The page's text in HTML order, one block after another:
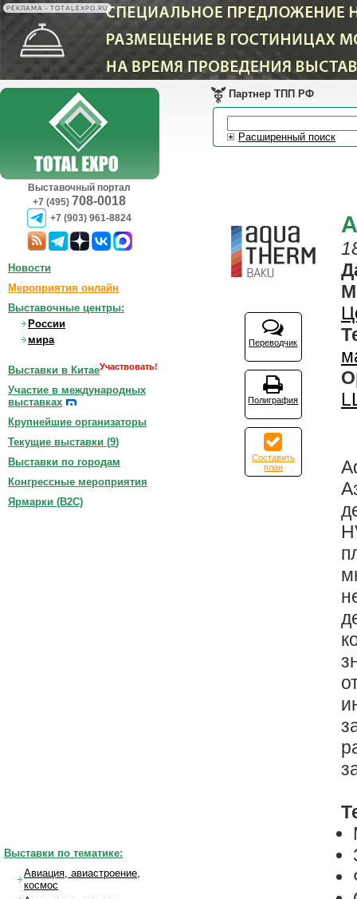
РЕКЛАМА • TOTALEXPO.RU
Выставочный портал
+7 (495) 708-0018
+7 (903) 961-8824
Партнер ТПП РФ
Расширенный поиск
Переводчик
Полиграфия
Составить
план
Новости
Мероприятия онлайн
Выставочные центры:
России
мира
Выставки в КитаеУчаствовать!
Участие в международных
выставках
Крупнейшие организаторы
Текущие выставки (9)
Выставки по городам
Конгрессные мероприятия
Ярмарки (B2C)
Выставки по тематике:
Авиация, авиастроение,
космос